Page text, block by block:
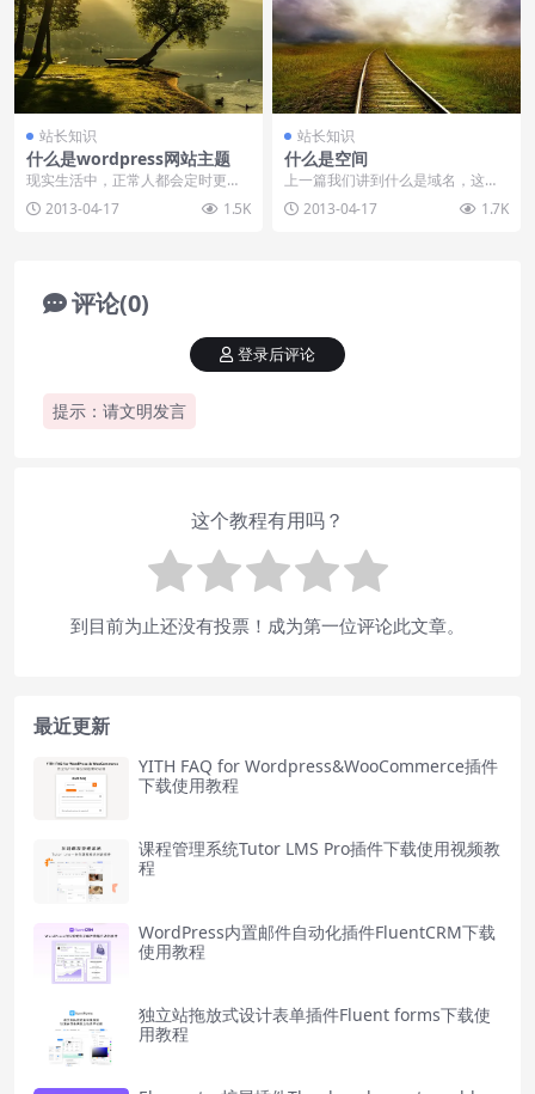
站长知识
什么是wordpress网站主题
现实生活中，正常人都会定时更换
衣服，因为四节在变换，天气在变
化，网站虽然感觉不到...
2013-04-17 1.5K
站长知识
什么是空间
上一篇我们讲到什么是域名，这节
我们学习下空间的概念！ 在interne
t网上，每...
2013-04-17 1.7K
评论(0)
提示：请文明发言
登录后评论
这个教程有用吗？
到目前为止还没有投票！成为第一位评论此文章。
最近更新
YITH FAQ for Wordpress&WooCommerce插件
下载使用教程
课程管理系统Tutor LMS Pro插件下载使用视频教
程
WordPress内置邮件自动化插件FluentCRM下载
使用教程
独立站拖放式设计表单插件Fluent forms下载使
用教程